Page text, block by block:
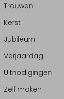
Trouwen
Kerst
Jubileum
Verjaardag
Uitnodigingen
Zelf maken